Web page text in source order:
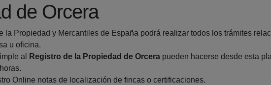
de Orcera
Propiedad y Mercantiles de España podrá realizar todos los trámites
u oficina.
al
Registro de la Propiedad de Orcera pueden hacerse desde esta
Online notas de localización de fincas o certificaciones.